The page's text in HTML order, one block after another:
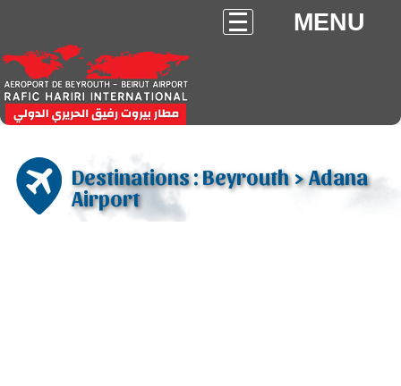
MENU
Destinations : Beyrouth > Adana
Airport